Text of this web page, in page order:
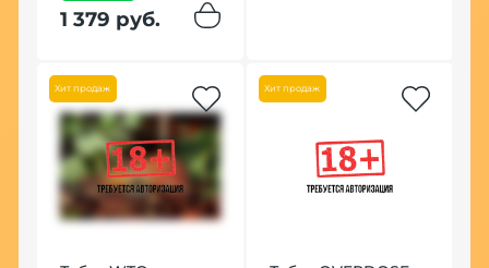
1 379 руб.
Хит продаж Хит продаж